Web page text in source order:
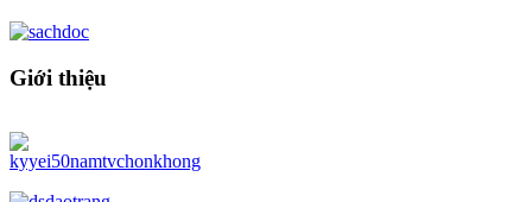
Giới thiệu